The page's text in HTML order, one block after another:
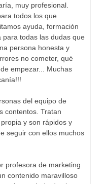
muy profesional.
todos los que
ayuda, formación
todas las dudas que
persona honesta y
no cometer, qué
empezar... Muchas
del equipo de
contentos. Tratan
y son rápidos y
seguir con ellos muchos
profesora de marketing
contenido maravilloso